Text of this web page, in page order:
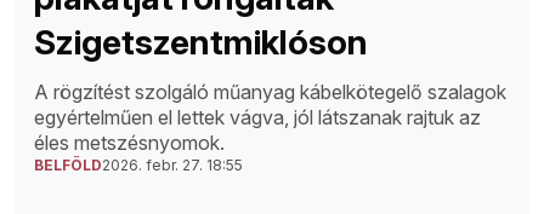
Szigetszentmiklóson
A rögzítést szolgáló műanyag kábelkötegelő szalagok
egyértelműen el lettek vágva, jól látszanak rajtuk az
éles metszésnyomok.
BELFÖLD2026. febr. 27. 18:55